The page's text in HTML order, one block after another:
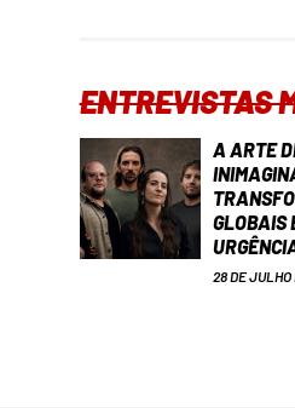
ENTREVISTAS
A ARTE
GLOBAIS
28 DE JULHO